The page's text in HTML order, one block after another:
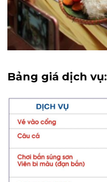
Bảng giá dịch vụ: